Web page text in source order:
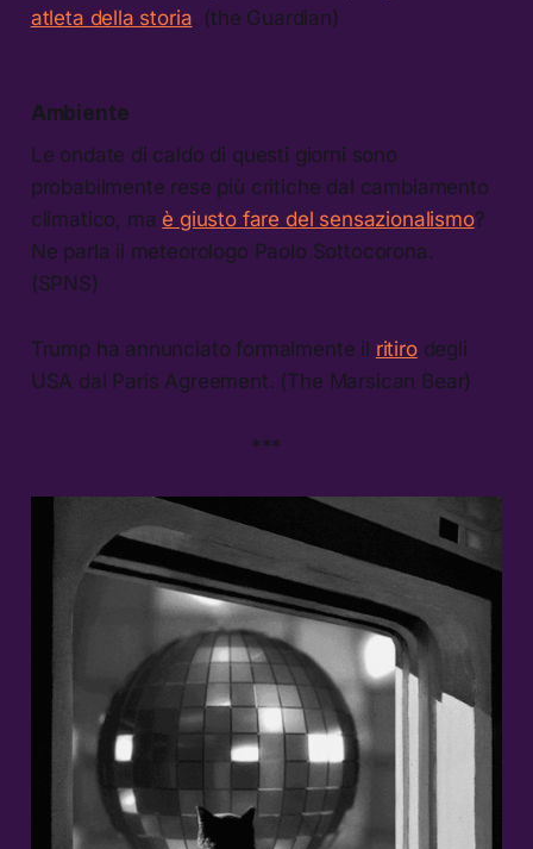
atleta della storia. (the Guardian)
Ambiente
Le ondate di caldo di questi giorni sono
probabilmente rese più critiche dal cambiamento
climatico, ma è giusto fare del sensazionalismo?
Ne parla il meteorologo Paolo Sottocorona.
(SPNS)
Trump ha annunciato formalmente il ritirodegli
USA dal Paris Agreement. (The Marsican Bear)
***